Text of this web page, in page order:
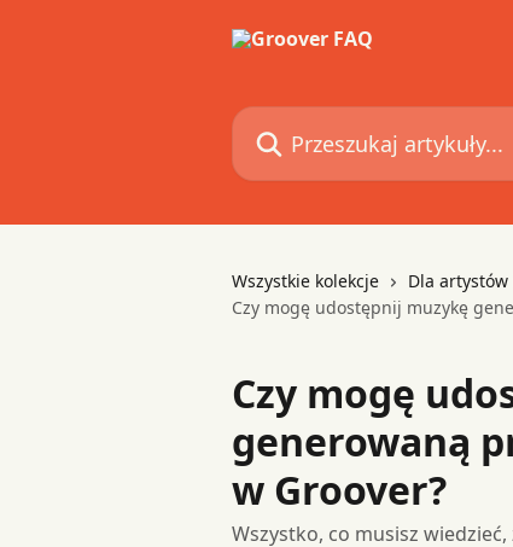
Przeszukaj artykuły...
Wszystkie kolekcje Dla
Czy mogę udostępnij muzykę
Czy mogę
generowaną
w Groover?
Wszystko, co musisz